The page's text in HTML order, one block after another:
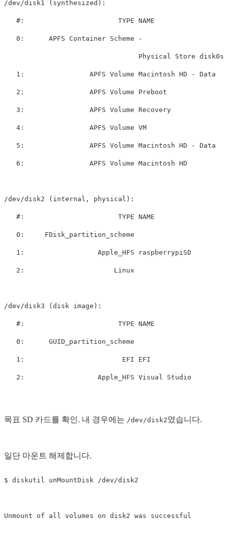
/dev/disk1 (synthesized):
#:                       TYPE NAME
0:      APFS Container Scheme -
                                 Physical Store disk0s2
1:                APFS Volume Macintosh HD - Data
2:                APFS Volume Preboot
3:                APFS Volume Recovery
4:                APFS Volume VM
5:                APFS Volume Macintosh HD - Data
6:                APFS Volume Macintosh HD
/dev/disk2 (internal, physical):
#:                       TYPE NAME
0:     FDisk_partition_scheme
1:                  Apple_HFS raspberrypiSD
2:                      Linux
/dev/disk3 (disk image):
#:                       TYPE NAME
0:      GUID_partition_scheme
1:                        EFI EFI
목표 SD 카드를 확인. 내 경우에는 /dev/disk2였습니다.
일단 마운트 해제합니다.
$ diskutil unMountDisk /dev/disk2